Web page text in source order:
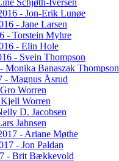
Schjøth-Iversen
- Jon-Erik Lunøe
- Jane Larsen
- Torstein Myhre
- Elin Hole
- Svein Thompson
Monika Banaszak Thompson
- Magnus Åsrud
Worren
Worren
D. Jacobsen
Jahnsen
- Ariane Møthe
- Jon Paldan
- Brit Bækkevold